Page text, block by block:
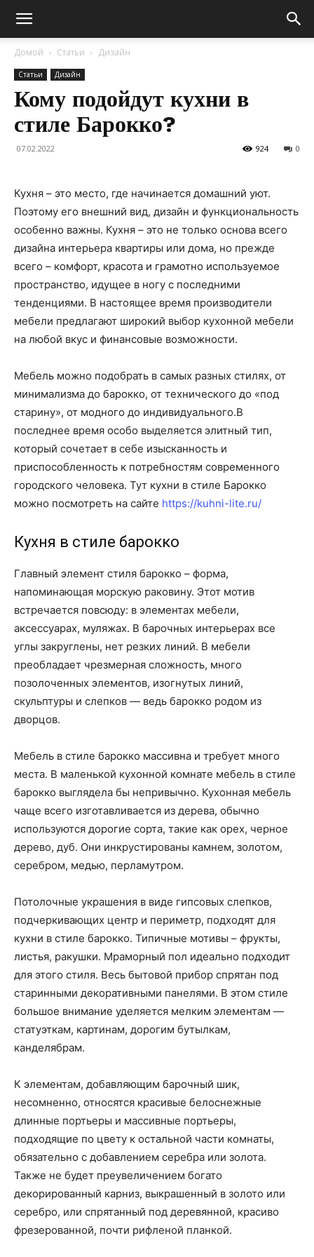
Домой Статьи Дизайн
Статьи Дизайн
Кому подойдут кухни в
стиле Барокко?
07.02.2022 0
924
Кухня – это место, где начинается домашний уют.
Поэтому его внешний вид, дизайн и функциональность
особенно важны. Кухня – это не только основа всего
дизайна интерьера квартиры или дома, но прежде
всего – комфорт, красота и грамотно используемое
пространство, идущее в ногу с последними
тенденциями. В настоящее время производители
мебели предлагают широкий выбор кухонной мебели
на любой вкус и финансовые возможности.
Мебель можно подобрать в самых разных стилях, от
минимализма до барокко, от технического до «под
старину», от модного до индивидуального.В
последнее время особо выделяется элитный тип,
который сочетает в себе изысканность и
приспособленность к потребностям современного
городского человека. Тут кухни в стиле Барокко
можно посмотреть на сайте https://kuhni-lite.ru/
Кухня в стиле барокко
Главный элемент стиля барокко – форма,
напоминающая морскую раковину. Этот мотив
встречается повсюду: в элементах мебели,
аксессуарах, муляжах. В барочных интерьерах все
углы закруглены, нет резких линий. В мебели
преобладает чрезмерная сложность, много
позолоченных элементов, изогнутых линий,
скульптуры и слепков — ведь барокко родом из
дворцов.
Мебель в стиле барокко массивна и требует много
места. В маленькой кухонной комнате мебель в стиле
барокко выглядела бы непривычно. Кухонная мебель
чаще всего изготавливается из дерева, обычно
используются дорогие сорта, такие как орех, черное
дерево, дуб. Они инкрустированы камнем, золотом,
серебром, медью, перламутром.
Потолочные украшения в виде гипсовых слепков,
подчеркивающих центр и периметр, подходят для
кухни в стиле барокко. Типичные мотивы – фрукты,
листья, ракушки. Мраморный пол идеально подходит
для этого стиля. Весь бытовой прибор спрятан под
старинными декоративными панелями. В этом стиле
большое внимание уделяется мелким элементам —
статуэткам, картинам, дорогим бутылкам,
канделябрам.
К элементам, добавляющим барочный шик,
несомненно, относятся красивые белоснежные
длинные портьеры и массивные портьеры,
подходящие по цвету к остальной части комнаты,
обязательно с добавлением серебра или золота.
Также не будет преувеличением богато
декорированный карниз, выкрашенный в золото или
серебро, или спрятанный под деревянной, красиво
фрезерованной, почти рифленой планкой.